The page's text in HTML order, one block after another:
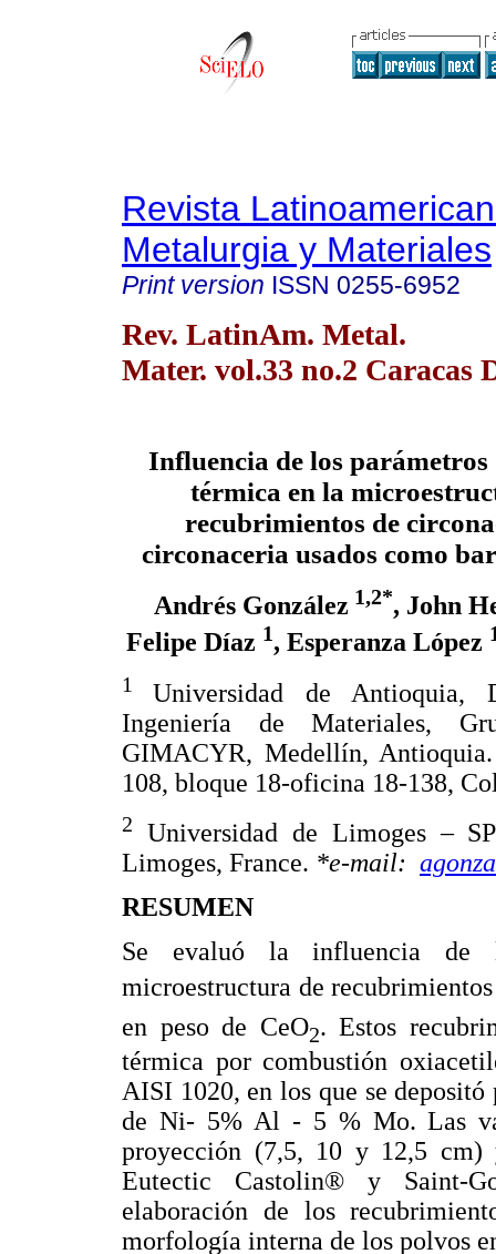
Revista
Metalurgia y Materiales
Print version ISSN 0255-6952
Rev. LatinAm. Metal.
Mater. vol.33 no.2 Caracas
Influencia de los parámetros
térmica en la
recubrimientos de
circonaceria usados como
Andrés González 1,2*, John
Felipe Díaz 1, Esperanza López
1Universidad de Antioquia,
Ingeniería de Materiales,
GIMACYR, Medellín,
108, bloque 18-oficina 18-138,
2
Universidad de Limoges –
Limoges, France. *e-mail:
RESUMEN
Se evaluó la influencia de
microestructura de
en peso de CeO2. Estos
térmica por combustión
AISI 1020, en los que se depositó
de Ni- 5% Al - 5 % Mo. Las
proyección (7,5, 10 y 12,5
Eutectic Castolin® y Saint-
elaboración de los
morfología interna de los polvos